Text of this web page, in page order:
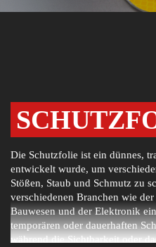
Die Schutzfolie ist ein dünnes,
entwickelt wurde, um
Stößen, Staub und Schmutz zu
verschiedenen Branchen wie
Bauwesen und der Elektronik
temporären oder dauerhaften
während die Sichtbarkeit oder